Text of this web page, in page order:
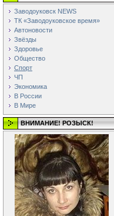
Заводоуковск NEWS
ТК «Заводоуковское время»
Автоновости
Звёзды
Здоровье
Общество
Спорт
ЧП
Экономика
В России
В Мире
ВНИМАНИЕ! РОЗЫСК!